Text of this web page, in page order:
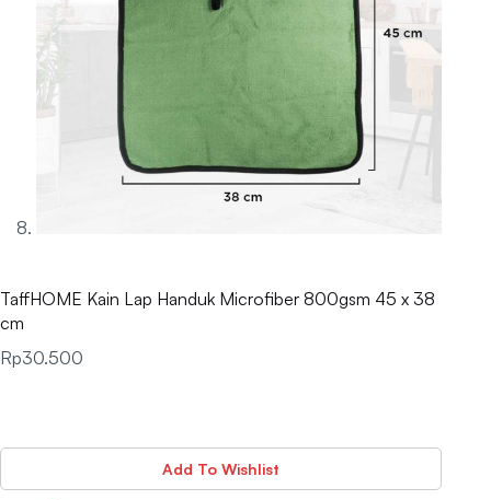
TaffHOME Kain Lap Handuk Microfiber 800gsm 45 x 38
cm
Rp30.500
Add To Wishlist